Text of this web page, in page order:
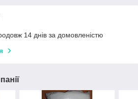
14 днів за домовленістю